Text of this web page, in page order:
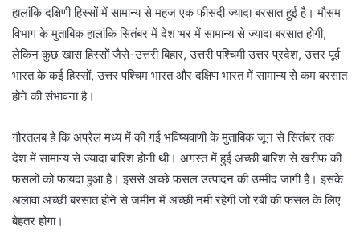
हालांकि दक्षिणी हिस्सों में सामान्य से महज एक फीसदी ज्यादा बरसात हुई है। मौसम
विभाग के मुताबिक हालांकि सितंबर में देश भर में सामान्य से ज्यादा बरसात होगी,
लेकिन कुछ खास हिस्सों जैसे-उत्तरी बिहार, उत्तरी पश्चिमी उत्तर प्रदेश, उत्तर पूर्व
भारत के कई हिस्सों, उत्तर पश्चिम भारत और दक्षिण भारत में सामान्य से कम बरसात
होने की संभावना है।
गौरतलब है कि अप्रैल मध्य में की गई भविष्यवाणी के मुताबिक जून से सितंबर तक
देश में सामान्य से ज्यादा बारिश होनी थी। अगस्त में हुई अच्छी बारिश से खरीफ की
फसलों को फायदा हुआ है। इससे अच्छे फसल उत्पादन की उम्मीद जागी है। इसके
अलावा अच्छी बरसात होने से जमीन में अच्छी नमी रहेगी जो रबी की फसल के लिए
बेहतर होगा।